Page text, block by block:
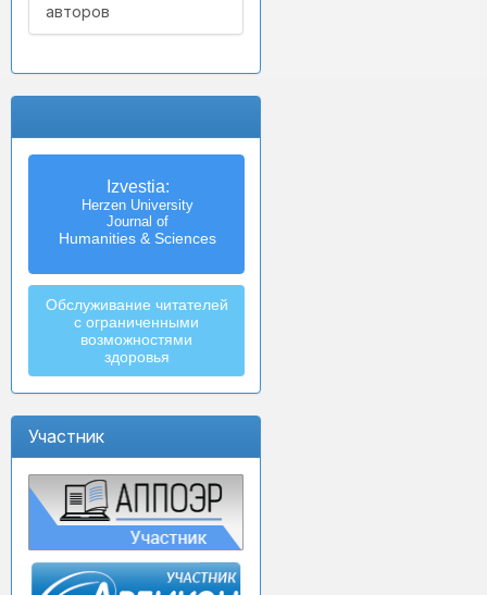
авторов
Izvestia:
Herzen University
Journal of
Humanities & Sciences
Обслуживание читателей
с ограниченными
возможностями
здоровья
Участник